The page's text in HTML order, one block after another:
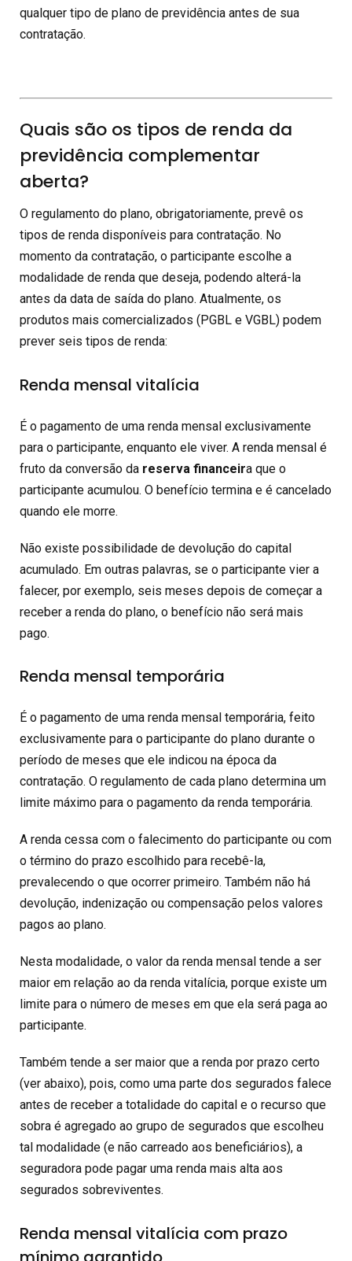
qualquer tipo de plano de previdência antes de sua
contratação.
Quais são os tipos de renda da
previdência complementar
aberta?
O regulamento do plano, obrigatoriamente, prevê os
tipos de renda disponíveis para contratação. No
momento da contratação, o participante escolhe a
modalidade de renda que deseja, podendo alterá-la
antes da data de saída do plano. Atualmente, os
produtos mais comercializados (PGBL e VGBL) podem
prever seis tipos de renda:
Renda mensal vitalícia
É o pagamento de uma renda mensal exclusivamente
para o participante, enquanto ele viver. A renda mensal é
fruto da conversão da reserva financeira que o
participante acumulou. O benefício termina e é cancelado
quando ele morre.
Não existe possibilidade de devolução do capital
acumulado. Em outras palavras, se o participante vier a
falecer, por exemplo, seis meses depois de começar a
receber a renda do plano, o benefício não será mais
pago.
Renda mensal temporária
É o pagamento de uma renda mensal temporária, feito
exclusivamente para o participante do plano durante o
período de meses que ele indicou na época da
contratação. O regulamento de cada plano determina um
limite máximo para o pagamento da renda temporária.
A renda cessa com o falecimento do participante ou com
o término do prazo escolhido para recebê-la,
prevalecendo o que ocorrer primeiro. Também não há
devolução, indenização ou compensação pelos valores
pagos ao plano.
Nesta modalidade, o valor da renda mensal tende a ser
maior em relação ao da renda vitalícia, porque existe um
limite para o número de meses em que ela será paga ao
participante.
Também tende a ser maior que a renda por prazo certo
(ver abaixo), pois, como uma parte dos segurados falece
antes de receber a totalidade do capital e o recurso que
sobra é agregado ao grupo de segurados que escolheu
tal modalidade (e não carreado aos beneficiários), a
seguradora pode pagar uma renda mais alta aos
segurados sobreviventes.
Renda mensal vitalícia com prazo